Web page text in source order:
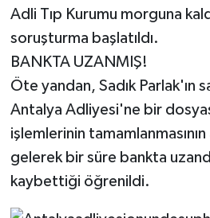
Adli Tıp Kurumu morguna
soruşturma başlatıldı.
BANKTA UZANMIŞ!
Öte yandan, Sadık Parlak'ın
Antalya Adliyesi'ne bir
işlemlerinin
gelerek bir süre bankta
kaybettiği öğrenildi.